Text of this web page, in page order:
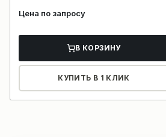
Цена по запросу
В КОРЗИНУ
КУПИТЬ В 1 КЛИК